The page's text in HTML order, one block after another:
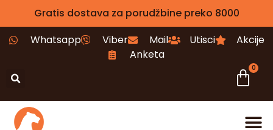
Gratis dostava za porudžbine preko 8000
Whatsapp
Viber Mail Utisci
Akcije
Anketa
0